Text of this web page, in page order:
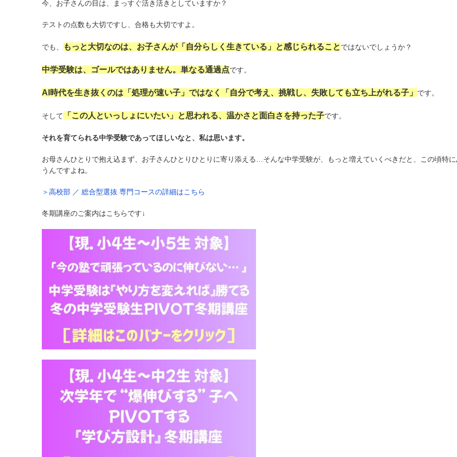
今、お子さんの目は、まっすぐ活き活きとしていますか？
テストの点数も大切ですし、合格も大切ですよ。
でも、 もっと大切なのは、お子さんが「自分らしく生きている」と感じられることではないでしょうか？
中学受験は、ゴールではありません。単なる通過点です。
AI時代を生き抜くのは「処理が速い子」ではなく「自分で考え、挑戦し、失敗しても立ち上がれる子」 です。
そして 「この人といっしょにいたい」と思われる、温かさと面白さを持った子です。
それを育てられる中学受験であってほしいなと、私は思います。
お母さんひとりで抱え込まず、お子さんひとりひとりに寄り添える…そんな中学受験が、もっと増えていくべきだと、この頃特
うんですよね。
＞高校部 ／ 総合型選抜 専門コースの詳細はこちら
冬期講座のご案内はこちらです↓